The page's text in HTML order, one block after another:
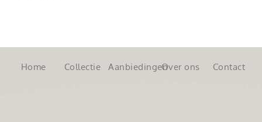
Home Collectie AanbiedingenOver ons Contact